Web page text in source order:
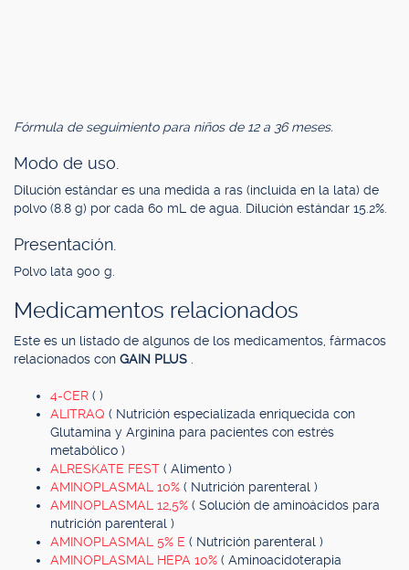
Fórmula de seguimiento para niños de 12 a 36 meses.
Modo de uso.
Dilución estándar es una medida a ras (incluida en la lata) de
polvo (8.8 g) por cada 60 mL de agua. Dilución estándar 15.2%.
Presentación.
Polvo lata 900 g.
Medicamentos relacionados
Este es un listado de algunos de los medicamentos, fármacos
relacionados con GAIN PLUS
4-CER ( )
ALITRAQ ( Nutrición especializada enriquecida con
Glutamina y Arginina para pacientes con estrés
metabólico )
ALRESKATE FEST ( Alimento )
AMINOPLASMAL 10% ( Nutrición parenteral )
AMINOPLASMAL 12,5% ( Solución de aminoácidos para
nutrición parenteral )
AMINOPLASMAL 5% E ( Nutrición parenteral )
AMINOPLASMAL HEPA 10% ( Aminoacidoterapia